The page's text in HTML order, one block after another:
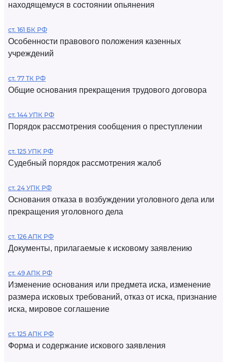
находящемуся в состоянии опьянения
ст. 161 БК РФ
Особенности правового положения казенных
учреждений
ст. 77 ТК РФ
Общие основания прекращения трудового договора
ст. 144 УПК РФ
Порядок рассмотрения сообщения о преступлении
ст. 125 УПК РФ
Судебный порядок рассмотрения жалоб
ст. 24 УПК РФ
Основания отказа в возбуждении уголовного дела или
прекращения уголовного дела
ст. 126 АПК РФ
Документы, прилагаемые к исковому заявлению
ст. 49 АПК РФ
Изменение основания или предмета иска, изменение
размера исковых требований, отказ от иска, признание
иска, мировое соглашение
ст. 125 АПК РФ
Форма и содержание искового заявления